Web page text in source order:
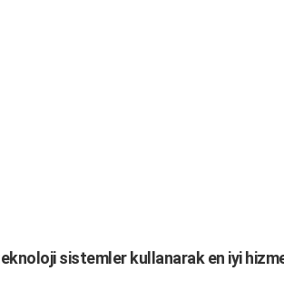
sistemler kullanarak en iyi